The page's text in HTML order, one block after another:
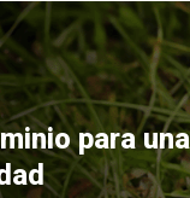
para una